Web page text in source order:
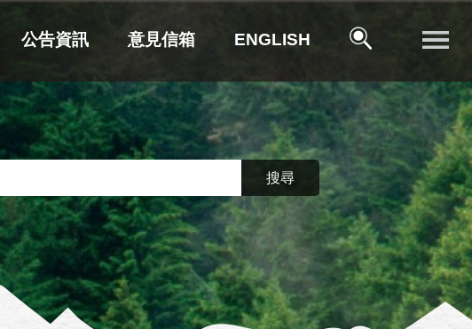
公告資訊 意見信箱 ENGLISH
搜尋